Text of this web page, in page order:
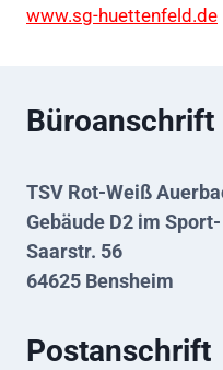
www.sg-huettenfeld.de
Büroanschrift
TSV Rot-Weiß
Gebäude D2 im
Saarstr. 56
64625 Bensheim
Postanschrift